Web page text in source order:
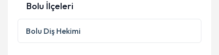
Bolu İlçeleri
Bolu Diş Hekimi